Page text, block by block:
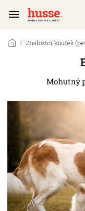
/ Znalostní koutek
Mohutný